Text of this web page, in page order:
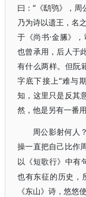
曰：“《鸱鸮》，
乃为诗以遗王，名
于《尚书·金縢》
也曾承用，后人于
有什么两样。但阮
字底下接上“难与
知，这里只是反其
然，他是另有一番
周公影射何人
操一直把自己比作
以《短歌行》中有
也有东征的历史，
《东山》诗，悠悠